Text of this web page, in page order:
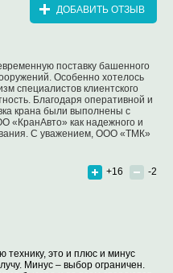
ДОБАВИТЬ ОТЗЫВ
поставку башенного
Особенно хотелось
специалистов клиентского
Благодаря оперативной и
крана были выполнены с
«КранАвто» как надежного и
С уважением, ООО «ТМК»
+16
-2
технику, это и плюс и минус
Минус – выбор ограничен.